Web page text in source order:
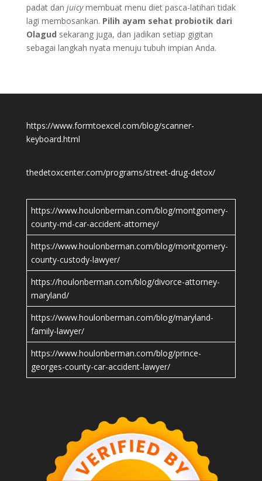
padat dan juicymembuat menu diet pasca-latihan tidak
lagi membosankan. Pilih ayam sehat probiotik dari
Olagud sekarang juga, dan jadikan setiap gigitan
sebagai langkah nyata menuju tubuh impian Anda.
https://www.formtoexcel.com/blog/scanner-
keyboard.html
thedetoxcenter.com/programs/street-drug-detox/
https://www.houlonberman.com/blog/montgomery-
county-md-car-accident-attorney/
https://www.houlonberman.com/blog/montgomery-
county-custody-lawyer/
https://houlonberman.com/blog/divorce-attorney-
maryland/
https://www.houlonberman.com/blog/maryland-
family-lawyer/
https://www.houlonberman.com/blog/prince-
georges-county-car-accident-lawyer/